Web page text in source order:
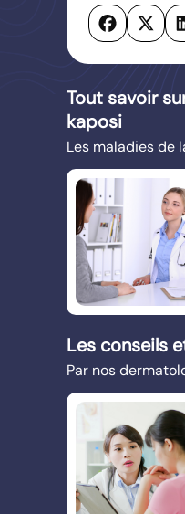
Tout savoir
kaposi
Les maladies de
Les conseils
Par nos